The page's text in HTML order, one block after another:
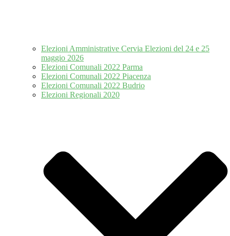
Elezioni Amministrative Cervia Elezioni del 24 e 25
maggio 2026
Elezioni Comunali 2022 Parma
Elezioni Comunali 2022 Piacenza
Elezioni Comunali 2022 Budrio
Elezioni Regionali 2020